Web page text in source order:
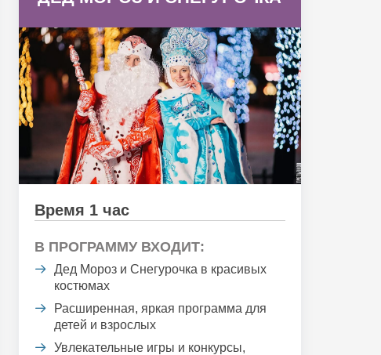
Время 1 час
В ПРОГРАММУ ВХОДИТ:
Дед Мороз и Снегурочка в красивых
костюмах
Расширенная, яркая программа для
детей и взрослых
Увлекательные игры и конкурсы,